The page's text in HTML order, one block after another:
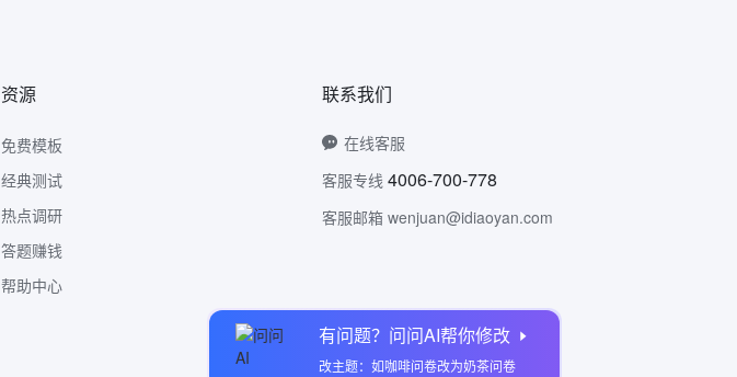
有问题？问问AI帮你修改
改主题：如咖啡问卷改为奶茶问卷
资源
免费模板
经典测试
热点调研
答题赚钱
帮助中心
联系我们
在线客服
客服专线 4006-700-778
客服邮箱 wenjuan@idiaoyan.com
问卷网公众号